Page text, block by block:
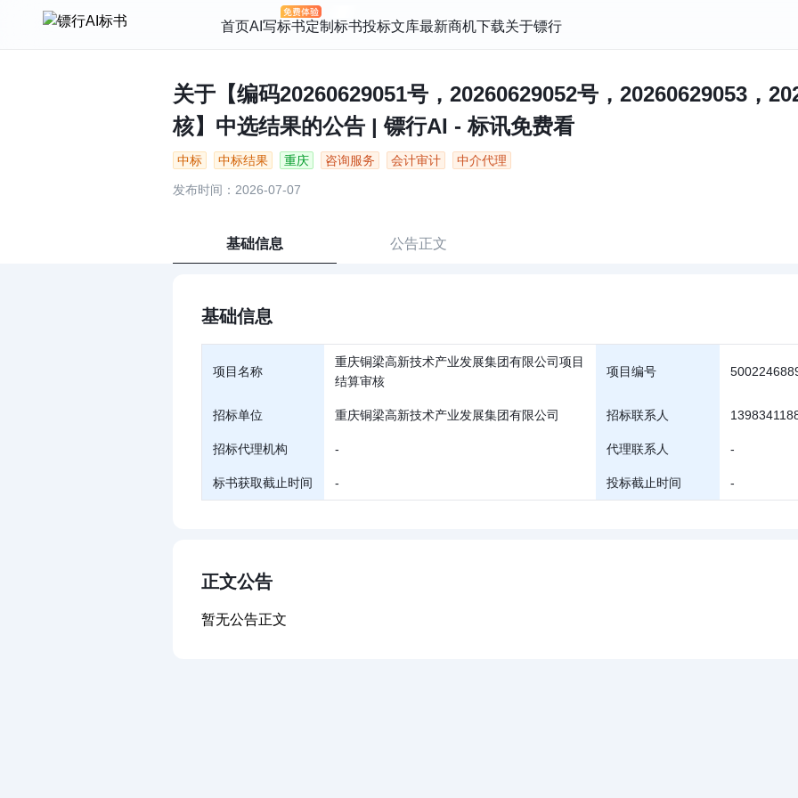
首页AI写标书定制标书投标文库最新商机下载关于镖行
关于【编码20260629051号，20260629052号，20260629053，
核】中选结果的公告 | 镖行AI - 标讯免费看
中标 中标结果 重庆 咨询服务 会计审计 中介代理
发布时间：2026-07-07
基础信息 公告正文
基础信息
项目名称
重庆铜梁高新技术产业发展集团有限公司项目
结算审核
项目编号
招标单位 重庆铜梁高新技术产业发展集团有限公司 招标联系人
招标代理机构 - 代理联系人 -
标书获取截止时间 - 投标截止时间 -
正文公告
暂无公告正文